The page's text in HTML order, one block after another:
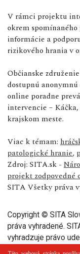
V rámci projektu
okrem
informácie a
rizikového hrania v
Občianske
dostupnú
online poradne
intervencie –
krajskom meste.
Viac k témam:
patologické hranie,
Zdroj: SITA.sk -
projekt zodpovedné
SITA Všetky práva
Copyright © SITA
práva vyhradené.
vyhradzuje právo